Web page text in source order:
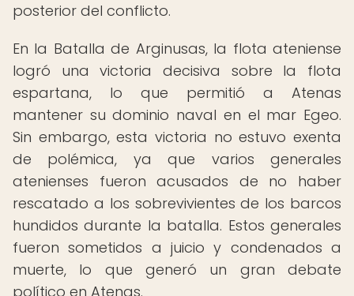
posterior del conflicto.
En la Batalla de Arginusas, la flota ateniense
logró una victoria decisiva sobre la flota
espartana, lo que permitió a Atenas
mantener su dominio naval en el mar Egeo.
Sin embargo, esta victoria no estuvo exenta
de polémica, ya que varios generales
atenienses fueron acusados de no haber
rescatado a los sobrevivientes de los barcos
hundidos durante la batalla. Estos generales
fueron sometidos a juicio y condenados a
muerte, lo que generó un gran debate
político en Atenas.